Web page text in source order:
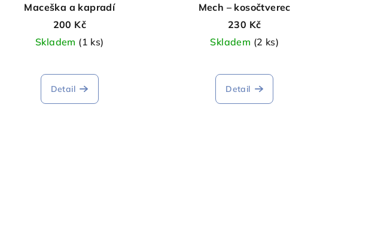
Maceška a kapradí
200 Kč
Skladem (1 ks)
Detail
Mech – kosočtverec
230 Kč
Skladem (2 ks)
Detail